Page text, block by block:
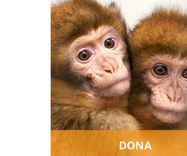
Gracias a nuestros socios y
donantes podemos
los animales rescatados y
mejorar su vida.
DONA